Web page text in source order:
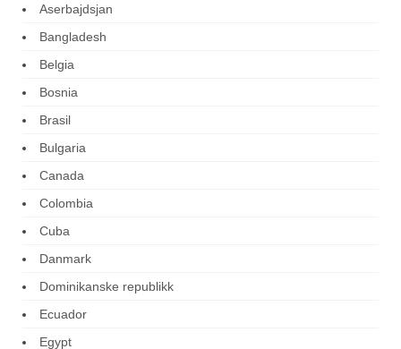
Aserbajdsjan
Bangladesh
Belgia
Bosnia
Brasil
Bulgaria
Canada
Colombia
Cuba
Danmark
Dominikanske republikk
Ecuador
Egypt